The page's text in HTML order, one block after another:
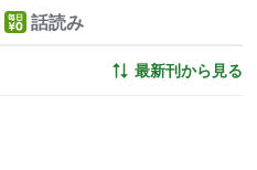
の穴が開いていた。そこで行わ
がりキャリアウーマンとミステ
話読み
最新刊から見る